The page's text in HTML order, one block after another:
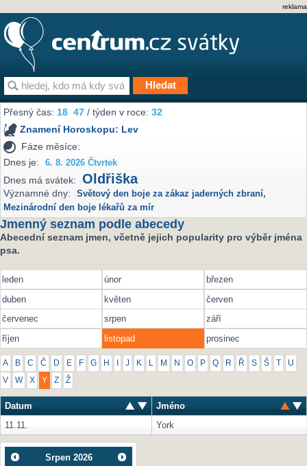
reklama
Přesný čas:18 47 / týden v roce:32
Znamení Horoskopu: Lev
Fáze měsíce:
Dnes je:
6. 8. 2026 Čtvrtek
Dnes má svátek: Oldřiška
Významné dny: Světový den boje za zákaz jaderných zbraní,
Mezinárodní den boje lékařů za mír
Jmenný seznam podle abecedy
Abecední seznam jmen, včetně jejich popularity pro výběr jména
psa.
leden únor
březen
duben
květen
červen
červenec
srpen
září
říjen
listopad prosinec
A B C Č D E F G H J K L M N O P Q R Ř S Š U
V W X Y Z Ž
Datum
Jméno
11.11.
York
Srpen 2026